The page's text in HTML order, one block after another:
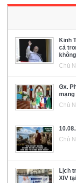
Kinh
cả
Chủ
Gx.
mạng
Chủ
Chủ
Lịch
XIV